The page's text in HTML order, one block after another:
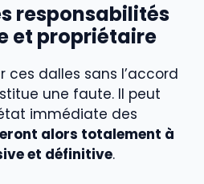
responsabilités
et propriétaire
ces dalles sans l’accord
une faute. Il peut
immédiate des
alors totalement à
et définitive.